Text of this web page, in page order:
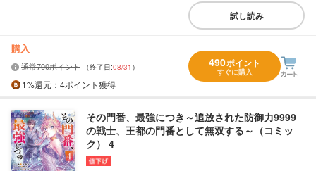
試し読み
購入
通常700ポイント （終了日:08/31 ）
1%還元 ：4ポイント獲得
490ポイント
すぐに購入
その門番、最強につき～追放された防御力9999
の戦士、王都の門番として無双する～（コミッ
ク） 4